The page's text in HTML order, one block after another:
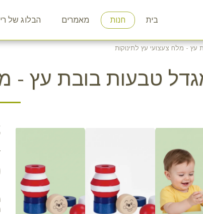
בית חנות מאמרים הבלוג של
- מלח צעצועי עץ לתינוקות
טבעות בובת עץ -